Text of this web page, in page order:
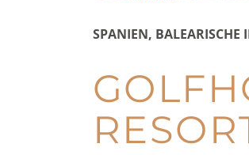
SPANIEN, BALEARISCHE